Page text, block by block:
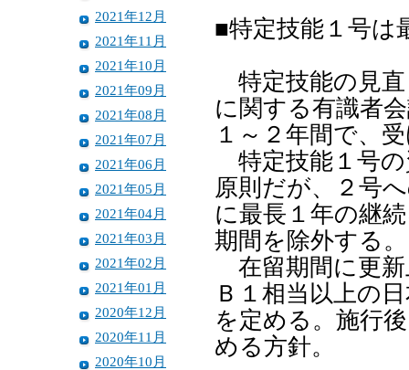
2021年12月
2021年11月
2021年10月
2021年09月
2021年08月
2021年07月
2021年06月
2021年05月
2021年04月
2021年03月
2021年02月
2021年01月
2020年12月
2020年11月
2020年10月
■特定技能１号は
特定技能の見直
に関する有識者
１～２年間で、
特定技能１号の
原則だが、２号
に最長１年の継
期間を除外する。
在留期間に更新
Ｂ１相当以上の
を定める。施行
める方針。